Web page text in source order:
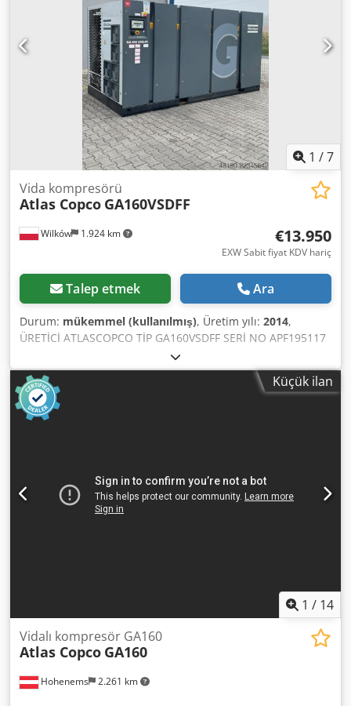
1 /7
Wilków 1.924 km
Vida kompresörü
Atlas Copco GA160VSDFF
€13.950
EXW Sabit fiyat KDV hariç
Talep etmek Ara
Durum: mükemmel (kullanılmış), Üretim yılı: 2014,
ÜRETİCİ ATLASCOPCO TİP GA160VSDFF SERİ NO APF195117
YIL 2014 GÜÇ (kW) 186 PERFORMANS (m3/dak) 4,82-26,70
BASINÇ (bar) 8,3 ÇALIŞMA SAATİ (SERVİS/TOPLAM) 67773
Chedozl S Smepfx Ahhja FREKANS DEĞİŞTİRİCİ var
ENTEGRE KURUTUCU var ISI DEĞİŞTİRİCİ yok SOĞUTMA
(HAVA/SU) hava TANK ÜZERİNDE yok DÖKÜMANLAR yok
Küçük ilan
1 / 14
Hohenems 2.261 km
Vidalı kompresör GA160
Atlas Copco GA160